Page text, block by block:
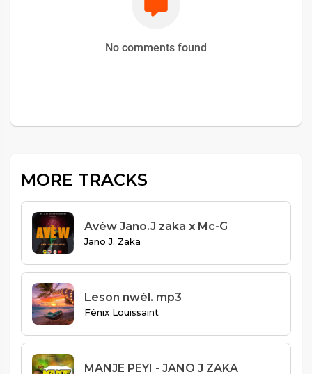
No comments found
MORE TRACKS
Avèw Jano.J zaka x Mc-G
Jano J. Zaka
Leson nwèl. mp3
Fénix Louissaint
MANJE PEYI - JANO J ZAKA